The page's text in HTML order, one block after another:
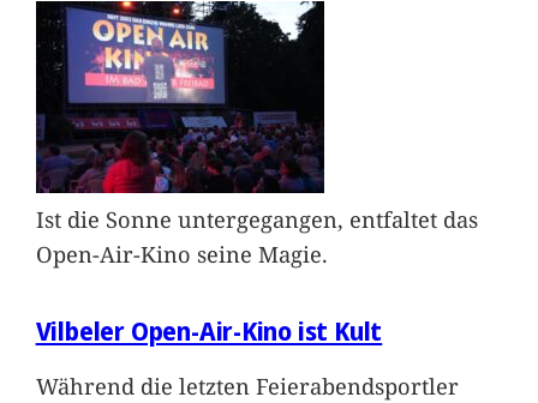
Ist die Sonne untergegangen, entfaltet das
Open-Air-Kino seine Magie.
Vilbeler Open-Air-Kino ist Kult
Während die letzten Feierabendsportler